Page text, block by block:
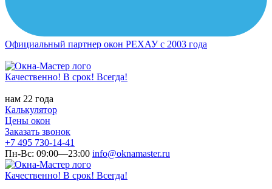
Официальный партнер окон РЕХАУ с 2003 года
Качественно! В срок! Всегда!
нам 22 года
Калькулятор
Цены окон
Заказать звонок
+7 495 730-14-41
Пн-Вс: 09:00—23:00 info@oknamaster.ru
Качественно! В срок! Всегда!